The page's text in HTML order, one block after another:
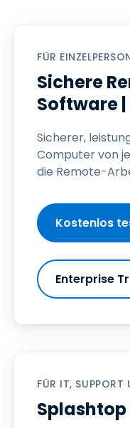
FÜR
Sichere
Software
Sicherer,
Computer von
die Remote-
Kostenlos
Enterprise
FÜR IT, SUPPORT